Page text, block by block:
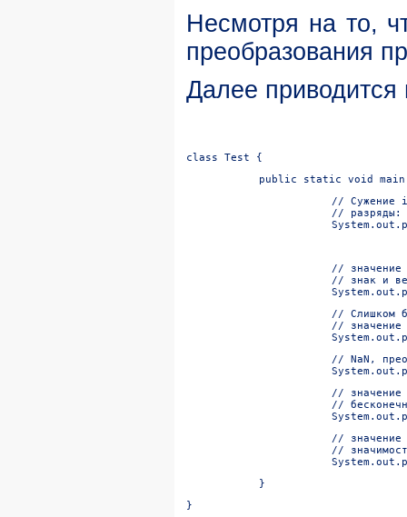
Несмотря на то,
преобразования
Далее
class Test {
public static void
// Сужение
// разряды:
// значение
// знак и
// Слишком
//
// NaN,
//
//
// значение
//
}
}